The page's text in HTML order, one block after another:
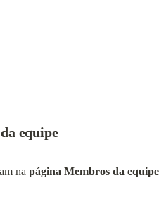
da equipe
na página Membros da equipe